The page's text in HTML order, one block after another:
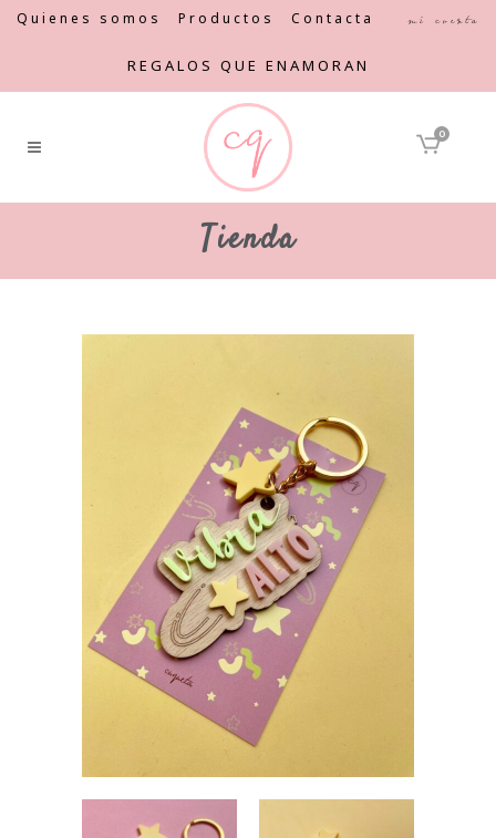
Quienes somos Productos Contacta Mi cuenta
REGALOS QUE ENAMORAN
0
Tienda